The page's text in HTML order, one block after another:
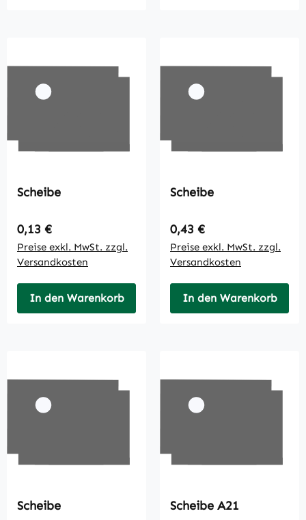
Scheibe
Regulärer Preis:
0,13 €
Preise exkl. MwSt. zzgl.
Versandkosten
In den Warenkorb
Scheibe
Regulärer Preis:
0,43 €
Preise exkl. MwSt. zzgl.
Versandkosten
In den Warenkorb
Scheibe Scheibe A21